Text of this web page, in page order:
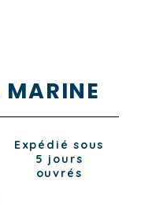
MARINE
Expédié sous
5 jours
ouvrés